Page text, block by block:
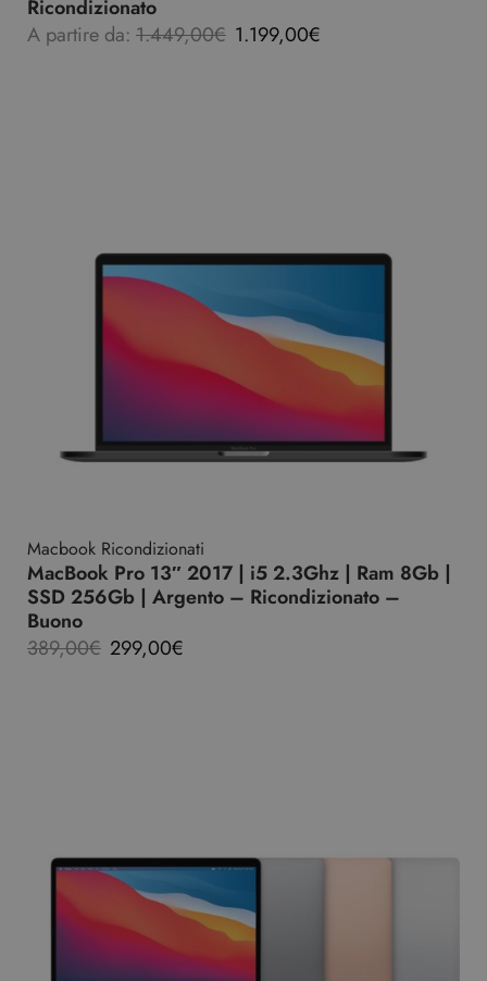
Ricondizionato
A partire da: 1.449,00€ 1.199,00€
Macbook Ricondizionati
MacBook Pro 13″ 2017 | i5 2.3Ghz | Ram 8Gb |
SSD 256Gb | Argento – Ricondizionato –
Buono
389,00€ 299,00€